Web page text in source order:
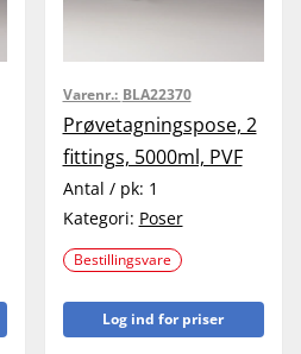
Varenr.: BLA22370
Prøvetagningspose, 2
fittings, 5000ml, PVF
Antal / pk: 1
Kategori: Poser
Bestillingsvare
Log ind for priser